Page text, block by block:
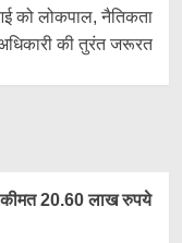
को लोकपाल, नैतिकता
की तुरंत जरूरत
कीमत 20.60 लाख रुपये